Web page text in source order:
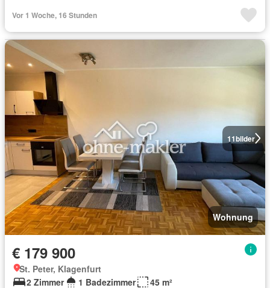
Vor 1 Woche, 16 Stunden
11bilder
Wohnung
€ 179 900
St. Peter, Klagenfurt
2 Zimmer
1 Badezimmer 45 m²